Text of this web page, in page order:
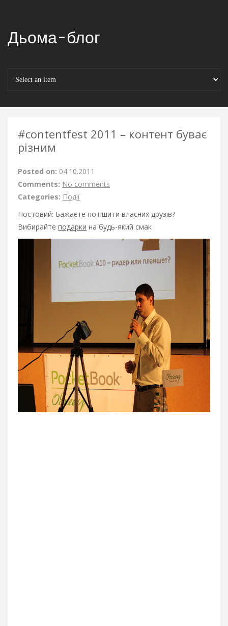
Дьома-блог
#contentfest 2011 – контент буває
різним
Posted on: 04.10.2011
Comments: No comments
Categories: Події
Постовий: Бажаєте потішити власних друзів?
Вибирайте подарки на будь-який смак